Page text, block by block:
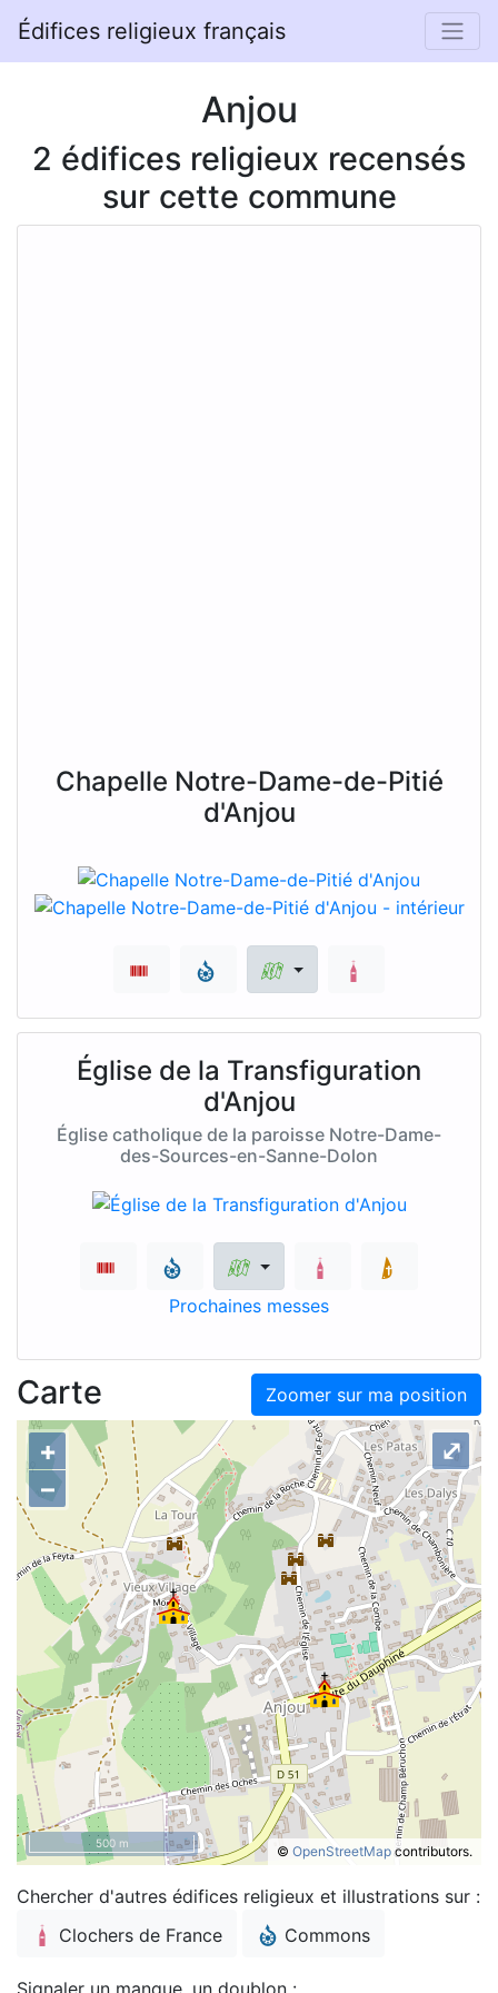
Édifices religieux français
Anjou
2 édifices religieux recensés
sur cette commune
Chapelle Notre-Dame-de-Pitié
d'Anjou
Église de la Transfiguration
d'Anjou
Église catholique de la paroisse Notre-Dame-
des-Sources-en-Sanne-Dolon
Prochaines messes
Zoomer sur ma position
Carte
+
–
© OpenStreetMapcontributors.
⤢
500 m
Chercher d'autres édifices religieux et illustrations sur :
Clochers de France
Commons
Signaler un manque, un doublon :